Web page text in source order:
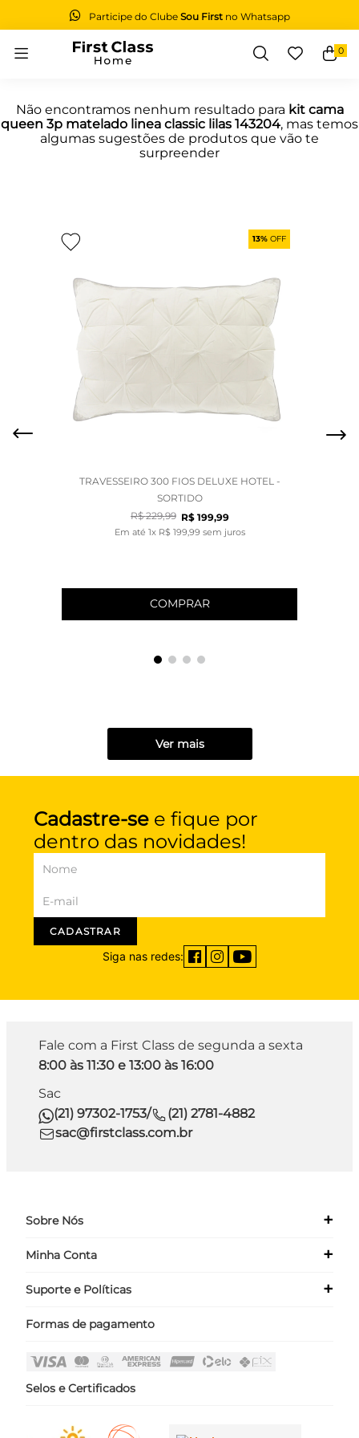
Participe do ClubeSou First no Whatsapp
0
Não encontramos nenhum resultado para kit cama
queen 3p matelado linea classic lilas 143204, mas temos
algumas sugestões de produtos que vão te
surpreender
13% OFF
TRAVESSEIRO 300 FIOS DELUXE HOTEL -
SORTIDO
R$ 229,99 R$ 199,99
Em até 1x R$ 199 99 sem juros
COMPRAR
Ver mais
Cadastre-se e fique por
dentro das novidades!
CADASTRAR
Siga nas redes:
Fale com a First Class de segunda a sexta
8:00 às 11:30 e 13:00 às 16:00
Sac
(21) 97302-1753/
(21) 2781-4882
sac@firstclass.com.br
Sobre Nós +
Quem Somos
Minha Conta +
Meus Dados
Suporte e Políticas +
Políticas
Fale Conosco
Formas de pagamento
Selos e Certificados